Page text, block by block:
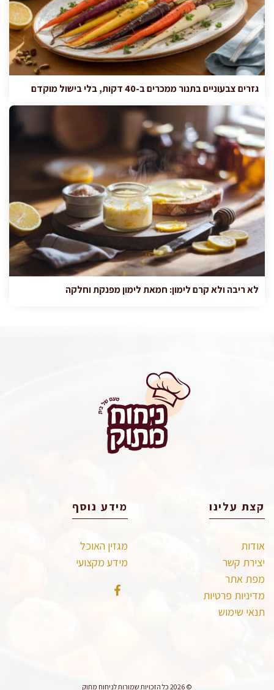
גזרים צבעוניים בתנור ממכרים ב-40 דקות, בלי בישול מוקדם
לא ריבה ולא קרם לימון: חמאת לימון מפנקת וחלקה
קצת עלינו
אודות
יצירת קשר
מפת אתר
מדיניות פרטיות
תנאי שימוש
מידע נוסף
מגזין האוכל
מידע מקצועי
© 2026 כל הזכויות שמורות לניחוח מתוק